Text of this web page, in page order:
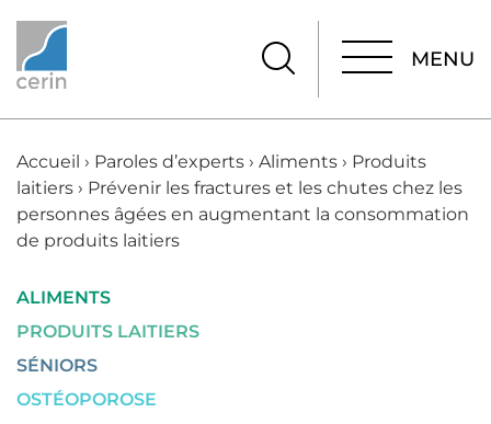
MENU
Accueil › Paroles d’experts › Aliments › Produits
laitiers › Prévenir les fractures et les chutes chez les
personnes âgées en augmentant la consommation
de produits laitiers
ALIMENTS
PRODUITS LAITIERS
SÉNIORS
OSTÉOPOROSE